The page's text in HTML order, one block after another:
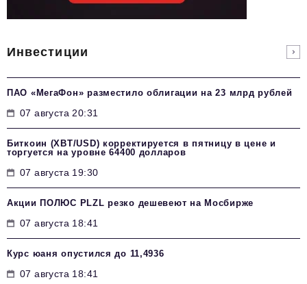
Инвестиции
ПАО «МегаФон» разместило облигации на 23 млрд рублей
07 августа 20:31
Биткоин (XBT/USD) корректируется в пятницу в цене и
торгуется на уровне 64400 долларов
07 августа 19:30
Акции ПОЛЮС PLZL резко дешевеют на Мосбирже
07 августа 18:41
Курс юаня опустился до 11,4936
07 августа 18:41